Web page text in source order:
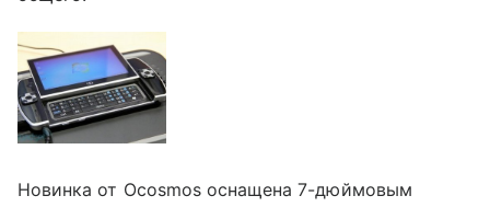
Новинка от Ocosmos оснащена 7-дюймовым